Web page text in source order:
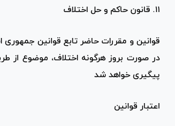
۱۱. قانون حاکم و حل اختلاف
قوانین و مقررات حاضر تابع قوانین جمهوری
در صورت بروز هرگونه اختلاف، موضوع از
پیگیری خواهد شد
اعتبار قوانین